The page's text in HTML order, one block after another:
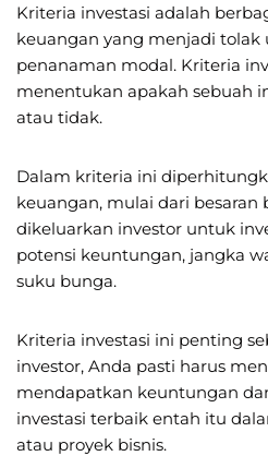
Kriteria investasi adalah
keuangan yang menjadi tolak
penanaman modal. Kriteria
menentukan apakah sebuah
atau tidak.
Dalam kriteria ini
keuangan, mulai dari besaran
dikeluarkan investor untuk
potensi keuntungan, jangka
suku bunga.
Kriteria investasi ini penting
investor, Anda pasti harus
mendapatkan keuntungan
investasi terbaik entah itu
atau proyek bisnis.